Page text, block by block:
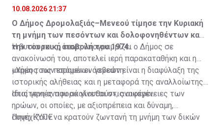
1974
10.08.2026 21:37
Ο Δήμος Δρομολαξιάς–Μενεού τίμησε την Κυριακή
τη μνήμη των πεσόντων και δολοφονηθέντων κατά
την τουρκική εισβολή του 1974.
Η θυσία τους, όπως υπογραμμίζει ο Δήμος σε
ανακοίνωσή του, αποτελεί ιερή παρακαταθήκη και η
μνήμη τους παραμένει άσβεστη.
«Χρέος των επόμενων γενεών είναι η διαφύλαξη της
ιστορικής αλήθειας και η μεταφορά της αναλλοίωτης
στις γενιές που ακολουθούν», αναφέρει.
Ιδιαίτερη αναφορά γίνεται στις οικογένειες των
ηρώων, οι οποίες, με αξιοπρέπεια και δύναμη,
συνεχίζουν να κρατούν ζωντανή τη μνήμη των δικών
Πηγή: ΚΥΠΕ